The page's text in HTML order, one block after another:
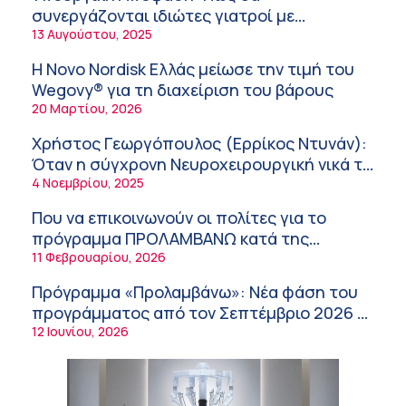
εργαζόμενους
6:11 πμ
Σύσκεψη στον ΕΟΦ για την ομαλή
λειτουργία της εφοδιαστικής αλυσίδας των
φαρμάκων στη διάρκεια του καλοκαιριού
12:08 μμ
Μιχάλης Τάτσης, Insurance & Healthcare
Analyst, διευθυντής Επιχειρηματικής
Ανάπτυξης Ομίλου HHG
11:54 πμ
Kavita Patel: Ένα στα πέντε καινοτόμα
φάρμακα φτάνει τελικά στην Ελλάδα
9:21 πμ
Υπάρχει τελικά «δίαιτα θυρεοειδούς»; Τι
λέει η επιστήμη για τη διατροφή και τα
συμπληρώματα
7:38 πμ
Πυρκαγιά στη Δυτική Αττική: Οι κίνδυνοι για
τη δημόσια υγεία
συνεργάζονται ιδιώτες γιατροί με
νοσοκομεία του δημοσίου συστήματος
13 Αυγούστου, 2025
Η Novo Nordisk Ελλάς μείωσε την τιμή του
Wegovy® για τη διαχείριση του βάρους
20 Μαρτίου, 2026
Χρήστος Γεωργόπουλος (Ερρίκος Ντυνάν):
Όταν η σύγχρονη Νευροχειρουργική νικά το
φόβο!
4 Νοεμβρίου, 2025
Που να επικοινωνούν οι πολίτες για το
πρόγραμμα ΠΡΟΛΑΜΒΑΝΩ κατά της
παχυσαρκίας
11 Φεβρουαρίου, 2026
Πρόγραμμα «Προλαμβάνω»: Νέα φάση του
προγράμματος από τον Σεπτέμβριο 2026 –
Δωρεάν προληπτικές εξετάσεις έως το
2030
12 Ιουνίου, 2026